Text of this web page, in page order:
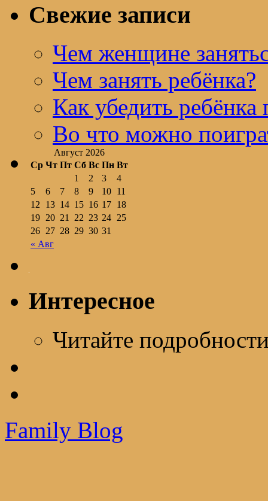
Свежие записи
Чем женщине
Чем занять ребёнка?
Как убедить ребёнка
Во что можно
Август 2026
Ср Чт Пт Сб Вс Пн Вт
« Авг
1 2 3
4
5
6 7 8 9 10 11
12
13 14 15 16 17 18
19 20 21 22 23 24 25
26 27 28 29 30 31
Интересное
Читайте
Family Blog